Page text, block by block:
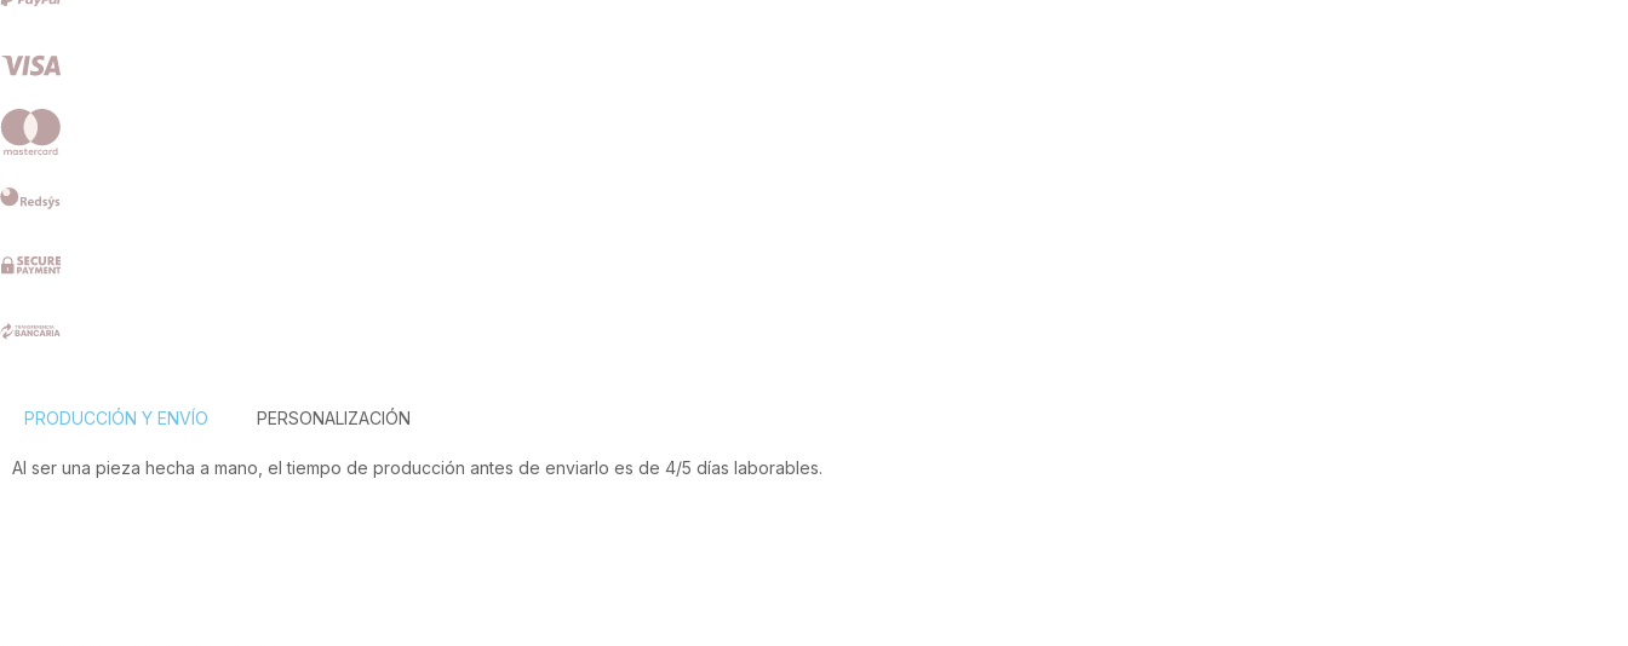
PRODUCCIÓN Y ENVÍO PERSONALIZACIÓN
Al ser una pieza hecha a mano, el tiempo de producción antes de enviarlo es de 4/5 días laborables.